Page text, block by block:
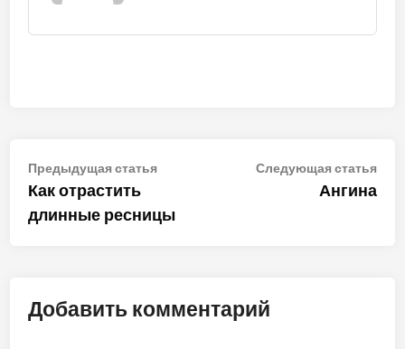
Навигация
по
записям
Предыдущая статьяПредыдущая
Как отрастить
длинные ресницы
Следующая статья
Ангина
Добавить комментарий